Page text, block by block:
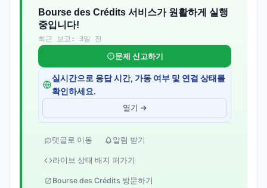
Bourse des Crédits 서비스가 원활하게 실행
중입니다!
최근 보고: 3일 전
문제 신고하기
실시간으로 응답 시간, 가동 여부 및 연결 상태를
확인하세요.
열기 →
댓글로 이동 알림 받기
라이브 상태 배지 퍼가기
Bourse des Crédits 방문하기